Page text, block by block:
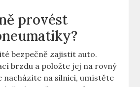
provést
bezpečně⁤ zajistit auto.
⁣brzdu ​a položte jej na rovný
nacházíte na silnici,⁢ umístěte